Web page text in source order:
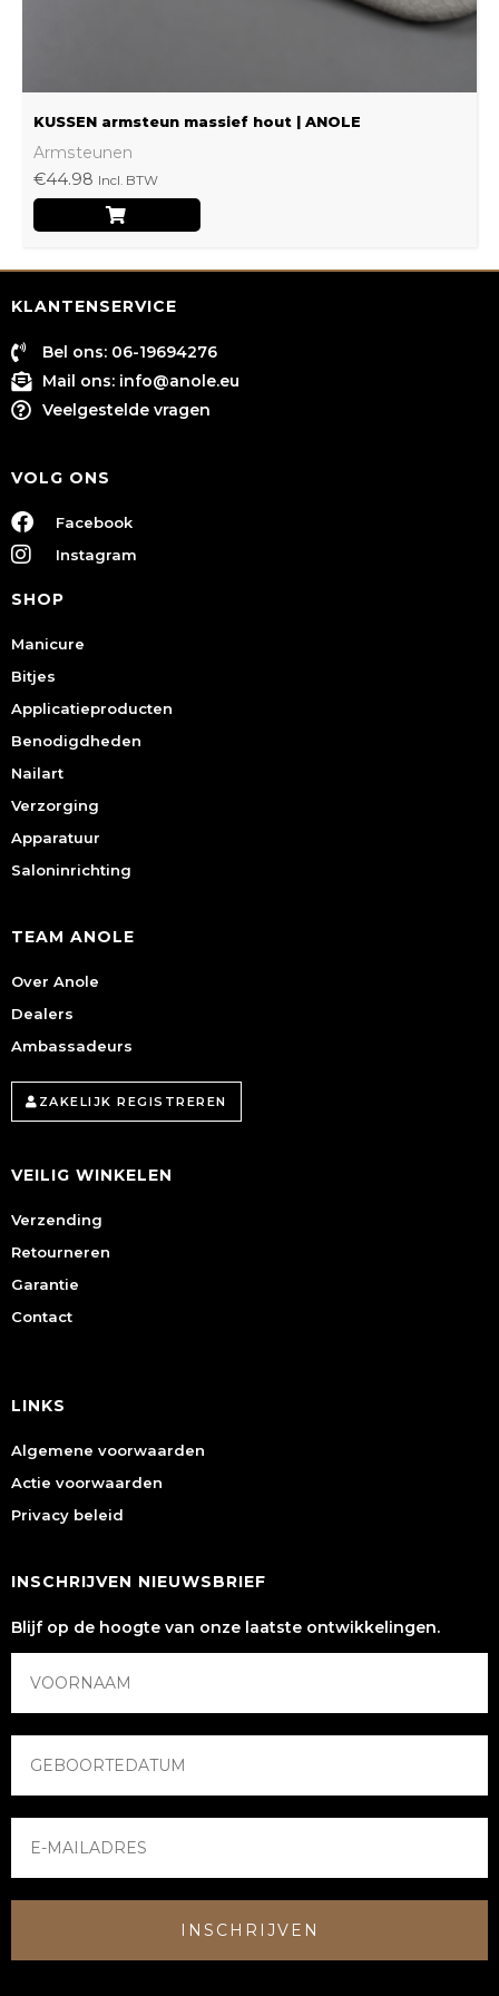
KUSSEN armsteun massief hout | ANOLE
Armsteunen
€44.98 Incl. BTW
KLANTENSERVICE
Bel ons: 06-19694276
Mail ons: info@anole.eu
Veelgestelde vragen
VOLG ONS
Facebook
Instagram
SHOP
Manicure
Bitjes
Applicatieproducten
Benodigdheden
Nailart
Verzorging
Apparatuur
Saloninrichting
TEAM ANOLE
Over Anole
Dealers
Ambassadeurs
ZAKELIJK REGISTREREN
VEILIG WINKELEN
Verzending
Retourneren
Garantie
Contact
LINKS
Algemene voorwaarden
Actie voorwaarden
Privacy beleid
INSCHRIJVEN NIEUWSBRIEF
Blijf op de hoogte van onze laatste ontwikkelingen.
INSCHRIJVEN